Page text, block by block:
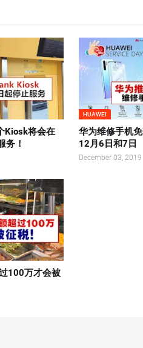
Kiosk将会在
务！
HUAWEI
华为维修手机
12月6日和7日
December 03, 2019
100万才会被